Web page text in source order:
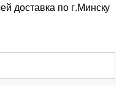
доставка по г.Минску